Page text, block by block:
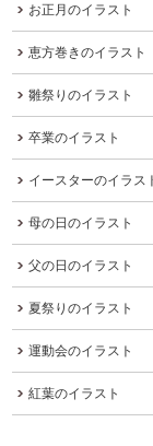
お正月のイラスト
恵方巻きのイラスト
雛祭りのイラスト
卒業のイラスト
イースターのイラス
母の日のイラスト
父の日のイラスト
夏祭りのイラスト
運動会のイラスト
紅葉のイラスト